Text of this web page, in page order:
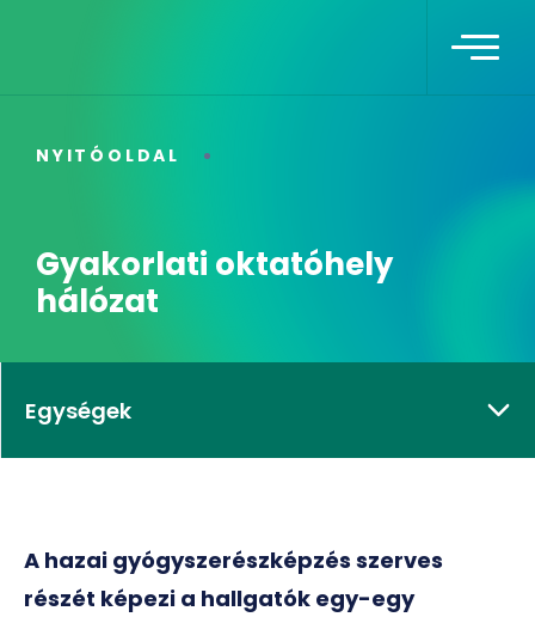
NYITÓOLDAL
Gyakorlati oktatóhely
hálózat
A hazai gyógyszerészképzés szerves
részét képezi a hallgatók egy-egy
Egységek